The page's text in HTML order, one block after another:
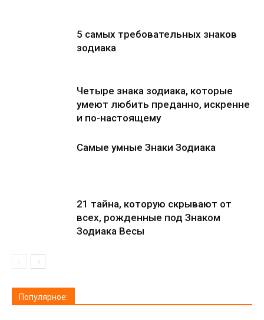
5 самых требовательных знаков
зодиака
Четыре знака зодиака, которые
умеют любить преданно, искренне
и по-настоящему
Самые умные Знаки Зодиака
21 тайна, которую скрывают от
всех, рожденные под Знаком
Зодиака Весы
Популярное: